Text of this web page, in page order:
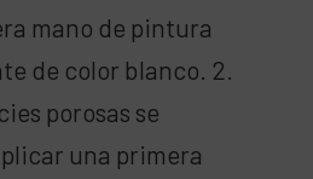
mano de pintura
de color blanco. 2.
porosas se
una primera